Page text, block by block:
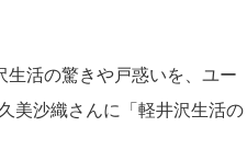
生活の驚きや戸惑いを、ユー
美沙織さんに「軽井沢生活の